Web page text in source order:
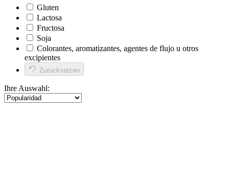
Gluten
Lactosa
Fructosa
Soja
Colorantes, aromatizantes, agentes de flujo u otros
excipientes
Zurücksetzen
Ihre Auswahl: